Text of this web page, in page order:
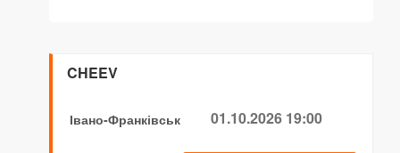
CHEEV
Івано-Франківськ 01.10.2026 19:00